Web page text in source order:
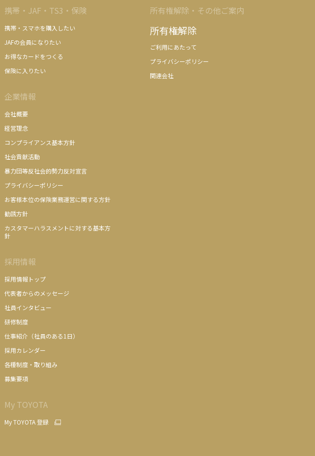
携帯・JAF・TS3・保険
携帯・スマホを購入したい
JAFの会員になりたい
お得なカードをつくる
保険に入りたい
企業情報
会社概要
経営理念
コンプライアンス基本方針
社会貢献活動
暴力団等反社会的勢力反対宣言
プライバシーポリシー
お客様本位の保険業務運営に関する方針
勧誘方針
カスタマーハラスメントに対する基本方
針
採用情報
採用情報トップ
代表者からのメッセージ
社員インタビュー
研修制度
仕事紹介（社員のある1日）
採用カレンダー
各種制度・取り組み
募集要項
My TOYOTA
My TOYOTA 登録
所有権解除・その他ご案内
所有権解除
ご利用にあたって
プライバシーポリシー
関連会社